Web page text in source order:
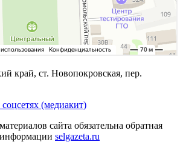
край, ст. Новопокровская, пер.
(медиакит)
сайта обязательна обратная
selgazeta.ru